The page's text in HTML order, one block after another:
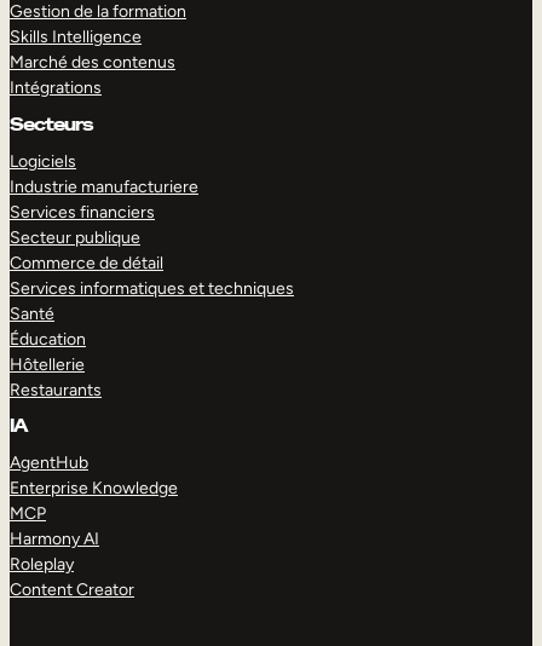
Gestion de la formation
Skills Intelligence
Marché des contenus
Intégrations
Secteurs
Logiciels
Industrie manufacturiere
Services financiers
Secteur publique
Commerce de détail
Services informatiques et techniques
Santé
Éducation
Hôtellerie
Restaurants
IA
AgentHub
Enterprise Knowledge
MCP
Harmony AI
Roleplay
Content Creator